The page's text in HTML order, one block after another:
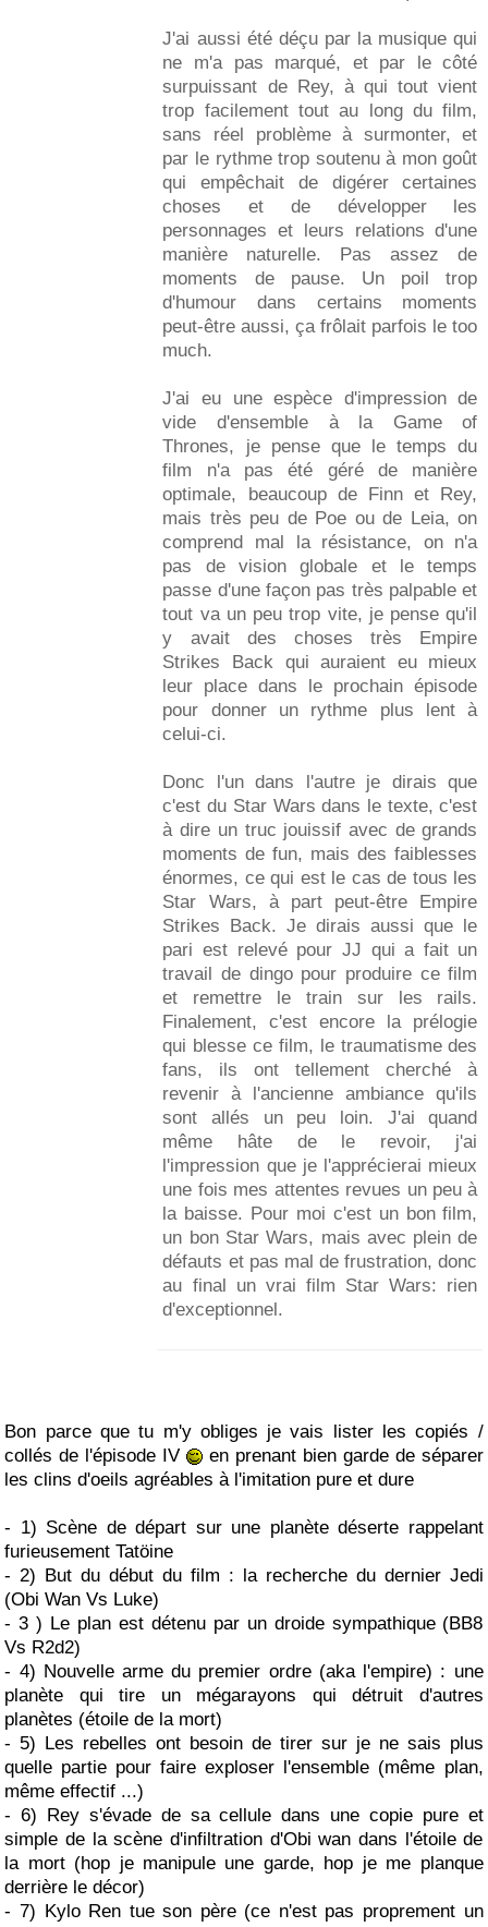
J'ai aussi été déçu par la musique qui
ne m'a pas marqué, et par le côté
surpuissant de Rey, à qui tout vient
trop facilement tout au long du film,
sans réel problème à surmonter, et
par le rythme trop soutenu à mon goût
qui empêchait de digérer certaines
choses et de développer les
personnages et leurs relations d'une
manière naturelle. Pas assez de
moments de pause. Un poil trop
d'humour dans certains moments
peut-être aussi, ça frôlait parfois le too
much.
J'ai eu une espèce d'impression de
vide d'ensemble à la Game of
Thrones, je pense que le temps du
film n'a pas été géré de manière
optimale, beaucoup de Finn et Rey,
mais très peu de Poe ou de Leia, on
comprend mal la résistance, on n'a
pas de vision globale et le temps
passe d'une façon pas très palpable et
tout va un peu trop vite, je pense qu'il
y avait des choses très Empire
Strikes Back qui auraient eu mieux
leur place dans le prochain épisode
pour donner un rythme plus lent à
celui-ci.
Donc l'un dans l'autre je dirais que
c'est du Star Wars dans le texte, c'est
à dire un truc jouissif avec de grands
moments de fun, mais des faiblesses
énormes, ce qui est le cas de tous les
Star Wars, à part peut-être Empire
Strikes Back. Je dirais aussi que le
pari est relevé pour JJ qui a fait un
travail de dingo pour produire ce film
et remettre le train sur les rails.
Finalement, c'est encore la prélogie
qui blesse ce film, le traumatisme des
fans, ils ont tellement cherché à
revenir à l'ancienne ambiance qu'ils
sont allés un peu loin. J'ai quand
même hâte de le revoir, j'ai
l'impression que je l'apprécierai mieux
une fois mes attentes revues un peu à
la baisse. Pour moi c'est un bon film,
un bon Star Wars, mais avec plein de
défauts et pas mal de frustration, donc
au final un vrai film Star Wars: rien
d'exceptionnel.
Bon parce que tu m'y obliges je vais lister les copiés /
collés de l'épisode IV
en prenant bien garde de séparer
les clins d'oeils agréables à l'imitation pure et dure
- 1) Scène de départ sur une planète déserte rappelant
furieusement Tatöine
- 2) But du début du film : la recherche du dernier Jedi
(Obi Wan Vs Luke)
- 3 ) Le plan est détenu par un droide sympathique (BB8
Vs R2d2)
- 4) Nouvelle arme du premier ordre (aka l'empire) : une
planète qui tire un mégarayons qui détruit d'autres
planètes (étoile de la mort)
- 5) Les rebelles ont besoin de tirer sur je ne sais plus
quelle partie pour faire exploser l'ensemble (même plan,
même effectif ...)
- 6) Rey s'évade de sa cellule dans une copie pure et
simple de la scène d'infiltration d'Obi wan dans l'étoile de
la mort (hop je manipule une garde, hop je me planque
derrière le décor)
- 7) Kylo Ren tue son père (ce n'est pas proprement un